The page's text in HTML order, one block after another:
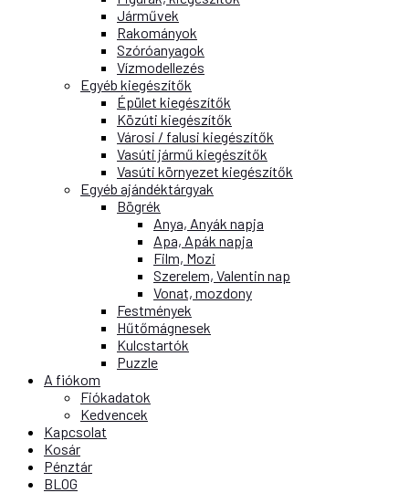
Járművek
Rakományok
Szóróanyagok
Vízmodellezés
Egyéb kiegészítők
Épület kiegészítők
Közúti kiegészítők
Városi / falusi kiegészítők
Vasúti jármű kiegészítők
Vasúti környezet kiegészítők
Egyéb ajándéktárgyak
Bögrék
Anya, Anyák napja
Apa, Apák napja
Film, Mozi
Szerelem, Valentin nap
Vonat, mozdony
Festmények
Hűtőmágnesek
Kulcstartók
Puzzle
A fiókom
Fiókadatok
Kedvencek
Kapcsolat
Kosár
Pénztár
BLOG